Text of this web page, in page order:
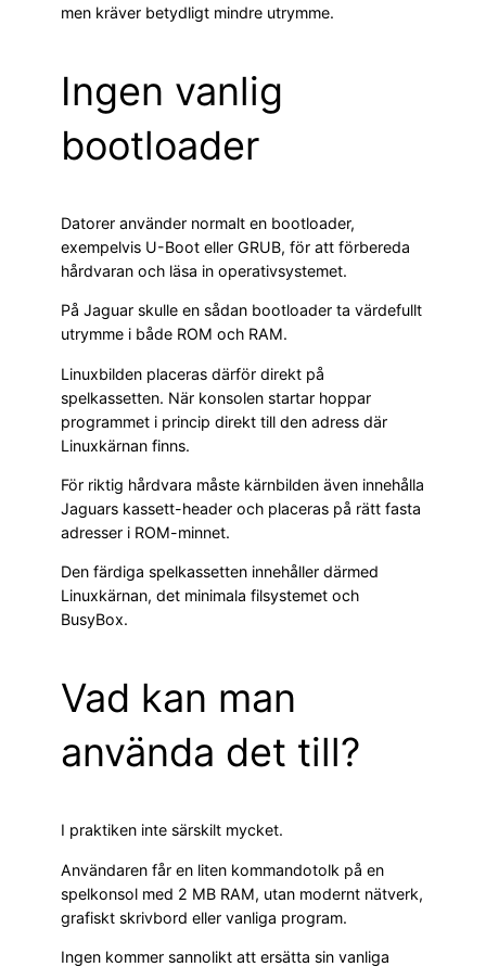
men kräver betydligt mindre utrymme.
Ingen vanlig
bootloader
Datorer använder normalt en bootloader,
exempelvis U-Boot eller GRUB, för att förbereda
hårdvaran och läsa in operativsystemet.
På Jaguar skulle en sådan bootloader ta värdefullt
utrymme i både ROM och RAM.
Linuxbilden placeras därför direkt på
spelkassetten. När konsolen startar hoppar
programmet i princip direkt till den adress där
Linuxkärnan finns.
För riktig hårdvara måste kärnbilden även innehålla
Jaguars kassett-header och placeras på rätt fasta
adresser i ROM-minnet.
Den färdiga spelkassetten innehåller därmed
Linuxkärnan, det minimala filsystemet och
BusyBox.
Vad kan man
använda det till?
I praktiken inte särskilt mycket.
Användaren får en liten kommandotolk på en
spelkonsol med 2 MB RAM, utan modernt nätverk,
grafiskt skrivbord eller vanliga program.
Ingen kommer sannolikt att ersätta sin vanliga